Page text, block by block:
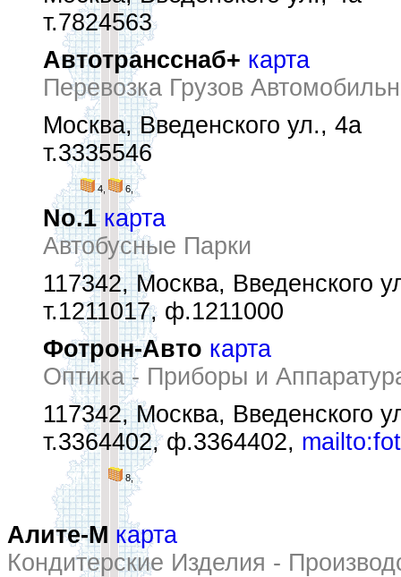
т.7824563
Автотрансснаб+ карта
Перевозка Грузов
Москва, Введенского ул., 4а
т.3335546
4, 6,
No.1 карта
Автобусные Парки
117342, Москва, Введенского
т.1211017, ф.1211000
Фотрон-Авто карта
Оптика - Приборы и
117342, Москва, Введенского
т.3364402, ф.3364402,
8,
Алите-М карта
Кондитерские Изделия -